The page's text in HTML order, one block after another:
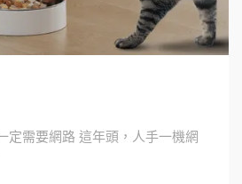
定需要網路 這年頭，人手一機網